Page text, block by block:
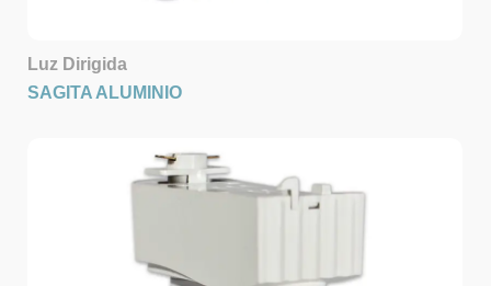
Luz Dirigida
SAGITA ALUMINIO